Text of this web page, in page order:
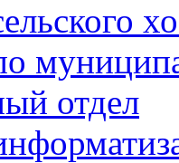
отдел